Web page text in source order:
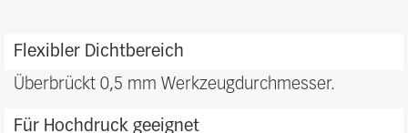
benefits
Flexibler Dichtbereich
Überbrückt 0,5 mm Werkzeugdurchmesser.
Für Hochdruck geeignet